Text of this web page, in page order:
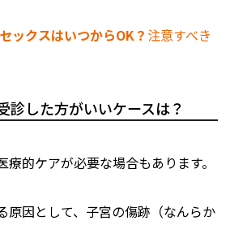
ックスはいつからOK？ 注意すべき
診した方がいいケースは？
的ケアが必要な場合もあります。
原因として、子宮の傷跡（なんらか